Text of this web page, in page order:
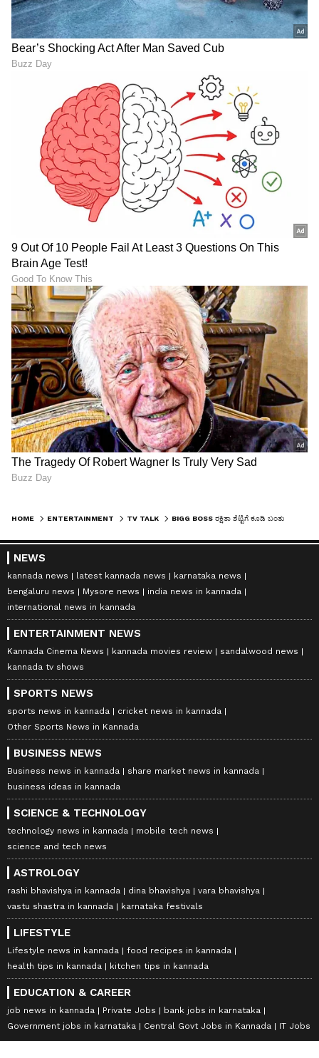
HOME ENTERTAINMENT TV TALK
NEWS
kannada news latest kannada news
karnataka news
bengaluru news
Mysore news
india news in kannada
international news in kannada
ENTERTAINMENT NEWS
Kannada Cinema News kannada movies review
sandalwood news
kannada tv shows
SPORTS NEWS
sports news in kannada
cricket news in kannada
Other Sports News in Kannada
BUSINESS NEWS
Business news in kannada
share market news in kannada
business ideas in kannada
SCIENCE & TECHNOLOGY
technology news in kannada
mobile tech news
science and tech news
ASTROLOGY
rashi bhavishya in kannada dina bhavishya
vara bhavishya
vastu shastra in kannada
karnataka festivals
LIFESTYLE
Lifestyle news in kannada
food recipes in kannada
health tips in kannada
kitchen tips in kannada
EDUCATION & CAREER
job news in kannada Private Jobs
bank jobs in karnataka
Government jobs in karnataka
Central Govt Jobs in Kannada IT Jobs